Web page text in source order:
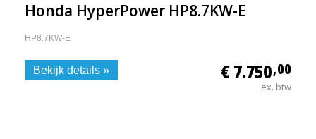
Honda HyperPower HP8.7KW-E
HP8.7KW-E
€ 7.750,00
ex. btw
Bekijk details »